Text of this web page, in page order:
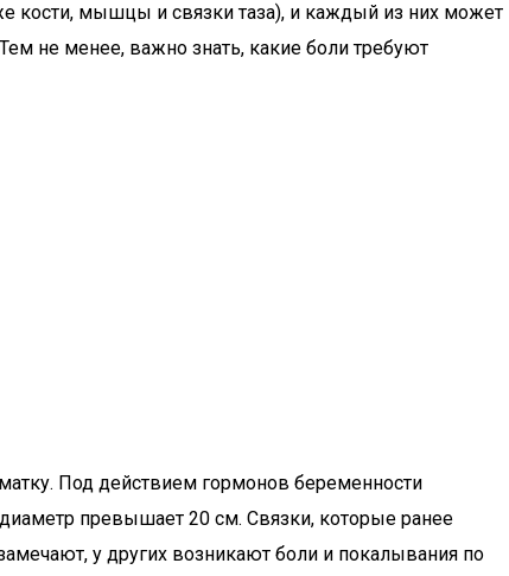
кости, мышцы и связки таза), и каждый из них может
не менее, важно знать, какие боли требуют
Под действием гормонов беременности
превышает 20 см. Связки, которые ранее
у других возникают боли и покалывания по